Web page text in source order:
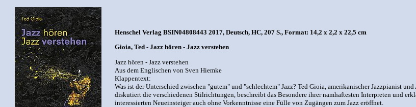
Henschel Verlag BSIN04808443 2017, Deutsch, HC, 207 S., Format: 14,2 x 2,2 x 22,5 cm
Gioia, Ted - Jazz hören - Jazz verstehen
Jazz hören - Jazz verstehen
Aus dem Englischen von Sven Hiemke
Klappentext:
Was ist der Unterschied zwischen "gutem" und "schlechtem" Jazz? Ted Gioia, amerikanischer Jazzpianist
diskutiert die verschiedenen Stilrichtungen, beschreibt das Besondere ihrer namhaftesten Interpreten und
interessierten Neueinsteiger auch ohne Vorkenntnisse eine Fülle von Zugängen zum Jazz eröffnet.